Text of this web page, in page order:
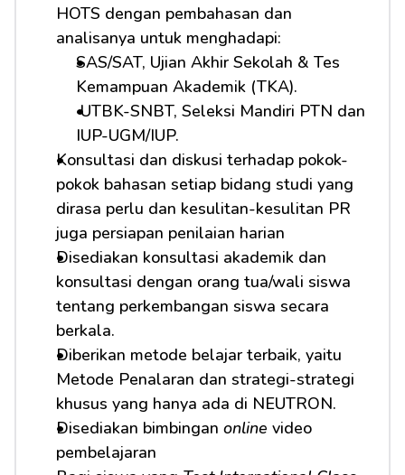
HOTS dengan pembahasan dan
analisanya untuk menghadapi:
SAS/SAT, Ujian Akhir Sekolah & Tes
Kemampuan Akademik (TKA).
UTBK-SNBT, Seleksi Mandiri PTN dan
IUP-UGM/IUP.
Konsultasi dan diskusi terhadap pokok-
pokok bahasan setiap bidang studi yang
dirasa perlu dan kesulitan-kesulitan PR
juga persiapan penilaian harian
Disediakan konsultasi akademik dan
konsultasi dengan orang tua/wali siswa
tentang perkembangan siswa secara
berkala.
Diberikan metode belajar terbaik, yaitu
Metode Penalaran dan strategi-strategi
khusus yang hanya ada di NEUTRON.
Disediakan bimbingan online video
pembelajaran